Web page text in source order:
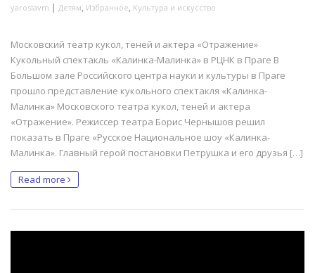
yaroslavm | Детям, Избранное, Культура и искусство
Московский театр кукол, теней и актера «Отражение»
Кукольный спектакль «Калинка-Малинка» в РЦНК в Праге В
Большом зале Российского центра науки и культуры в Праге
прошло представление кукольного спектакля «Калинка-
Малинка» Московского театра кукол, теней и актера
«Отражение». Режиссер театра Борис Чернышов решил
показать в Праге «Русское Национальное шоу «Калинка-
Малинка». Главный герой постановки Петрушка и его друзья […]
Read more